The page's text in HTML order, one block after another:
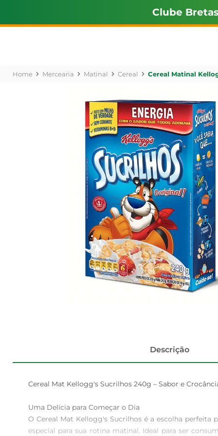
Clube Bretas
Mercearia Matinal Cereal Cereal Matinal
Descrição
Cereal Mat Kellogg's Sucrilhos 240g – Sabor e
Uma Delícia para Começar o Dia
O Cereal Mat Kellogg's Sucrilhos é a escolha
especial para sua rotina matinal. Ideal para ser